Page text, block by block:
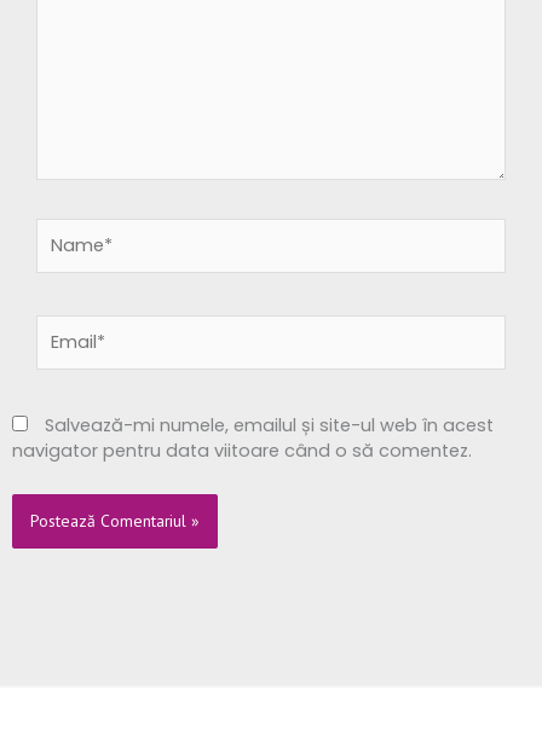
Salvează-mi numele, emailul și site-ul web în acest
navigator pentru data viitoare când o să comentez.